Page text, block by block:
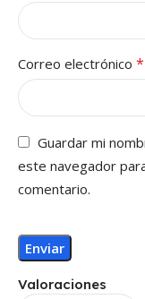
Valoraciones
Correo electrónico *
Guardar mi
este navegador
comentario.